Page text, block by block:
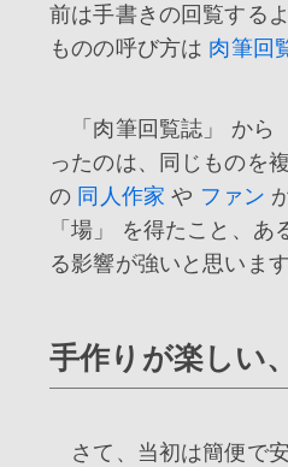
前は手書きの回覧する
ものの呼び方は 肉筆回
「肉筆回覧誌」 から
ったのは、同じものを
の 同人作家 や ファン
「場」 を得たこと、
る影響が強いと思います
手作りが楽しい
さて、当初は簡便で